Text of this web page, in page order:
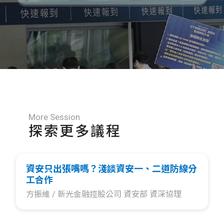
More Session
探索更多議程
資安只出張嘴嗎？淺談資安一、二道防線分
工合作
方振維 / 新光金融控股公司 資安部 資深協理